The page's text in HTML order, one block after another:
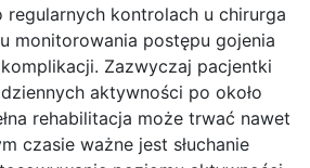
regularnych kontrolach u chirurga
monitorowania postępu gojenia
Zazwyczaj pacjentki
aktywności po około
rehabilitacja może trwać nawet
czasie ważne jest słuchanie